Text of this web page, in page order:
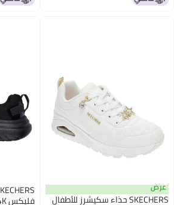
عرض
SKECHERS حذاء سكيشرز للأطفال